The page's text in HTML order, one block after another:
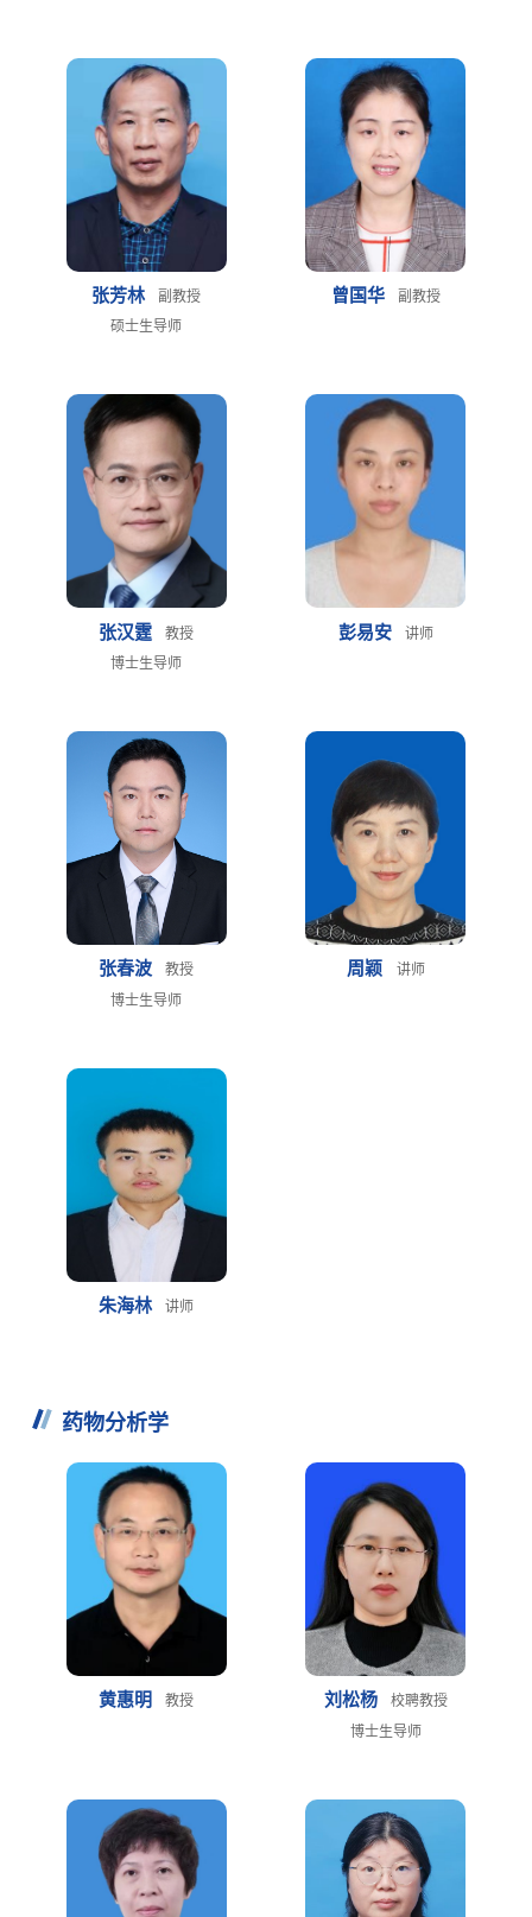
张芳林
副教授
硕士生导师
曾国华 副教授
张汉霆
教授
博士生导师
彭易安 讲师
张春波
教授
博士生导师
周颖 讲师
朱海林 讲师
药物分析学
黄惠明 教授 刘松杨
校聘教授
博士生导师